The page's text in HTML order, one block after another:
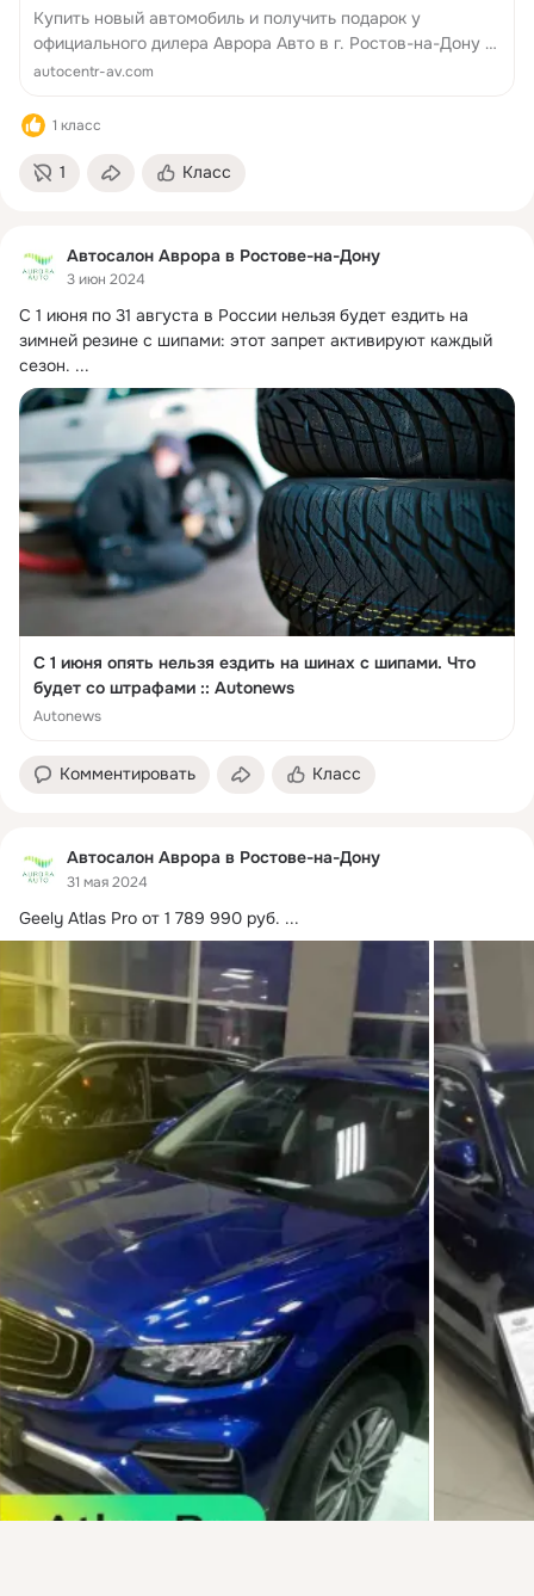
Купить новый автомобиль и получить подарок у
официального дилера Аврора Авто в г. Ростов-на-Дону ✔
зимние шины ✔ касто в подарок ✔ видеорегистратор
autocentr-av.com
1 класс
1 Класс
Автосалон Аврора в Ростове-на-Дону
3 июн 2024
С 1 июня по 31 августа в России нельзя будет ездить на
зимней резине с шипами: этот запрет активируют каждый
сезон. ...
С 1 июня опять нельзя ездить на шинах с шипами. Что
будет со штрафами :: Autonews
Autonews
Комментировать Класс
Автосалон Аврора в Ростове-на-Дону
31 мая 2024
Geely Atlas Pro от 1 789 990 руб. ...